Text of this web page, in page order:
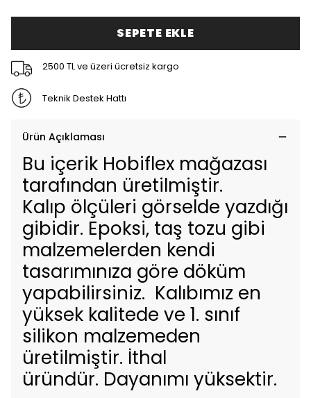
SEPETE EKLE
2500 TL ve üzeri ücretsiz kargo
Teknik Destek Hattı
Ürün Açıklaması
Bu içerik Hobiflex mağazası
tarafından üretilmiştir.
Kalıp ölçüleri görselde yazdığı
gibidir. Epoksi, taş tozu gibi
malzemelerden kendi
tasarımınıza göre döküm
yapabilirsiniz. Kalıbımız en
yüksek kalitede ve 1. sınıf
silikon malzemeden
üretilmiştir. İthal
üründür. Dayanımı yüksektir.